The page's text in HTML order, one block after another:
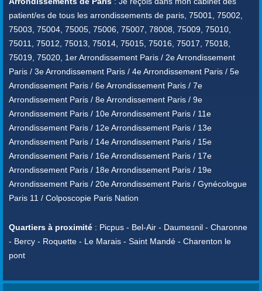
patient/es de tous les arrondissements de paris, 75001, 75002,
75003, 75004, 75005, 75006, 75007, 78008, 75009, 75010,
75011, 75012, 75013, 75014, 75015, 75016, 75017, 75018,
75019, 75020, 1er Arrondissement Paris / 2e Arrondissement
Paris / 3e Arrondissement Paris / 4e Arrondissement Paris / 5e
Arrondissement Paris / 6e Arrondissement Paris / 7e
Arrondissement Paris / 8e Arrondissement Paris / 9e
Arrondissement Paris / 10e Arrondissement Paris / 11e
Arrondissement Paris / 12e Arrondissement Paris / 13e
Arrondissement Paris / 14e Arrondissement Paris / 15e
Arrondissement Paris / 16e Arrondissement Paris / 17e
Arrondissement Paris / 18e Arrondissement Paris / 19e
Arrondissement Paris / 20e Arrondissement Paris / Gynécologue
Paris 11 / Colposcopie Paris Nation
Quartiers à proximité : Picpus - Bel-Air - Daumesnil - Charonne
- Bercy - Roquette - Le Marais - Saint Mandé - Charenton le
pont